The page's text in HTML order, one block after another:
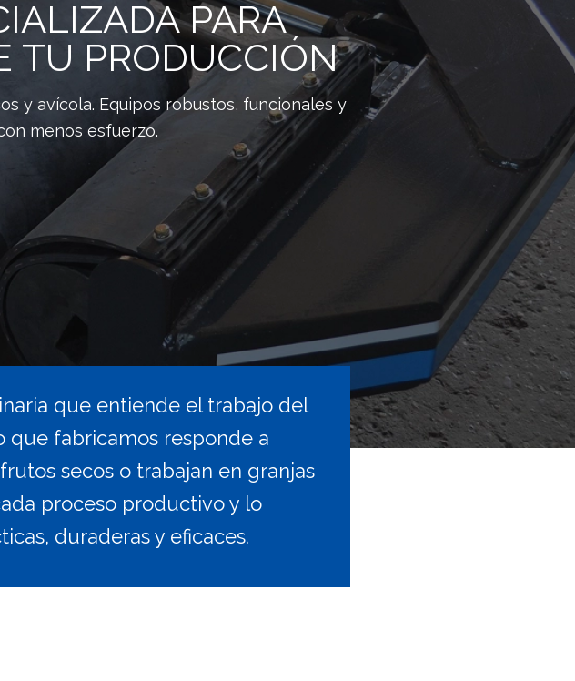
PARA
TU PRODUCCIÓN
y avícola. Equipos robustos, funcionales y
menos esfuerzo.
que entiende el trabajo del
que fabricamos responde a
secos o trabajan en granjas
proceso productivo y lo
duraderas y eficaces.